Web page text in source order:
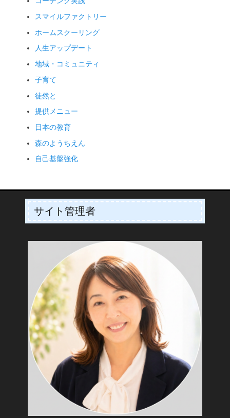
スマイルファクトリー
ホームスクーリング
人生アップデート
地域・コミュニティ
子育て
徒然と
提供メニュー
日本の教育
森のようちえん
自己基盤強化
サイト管理者